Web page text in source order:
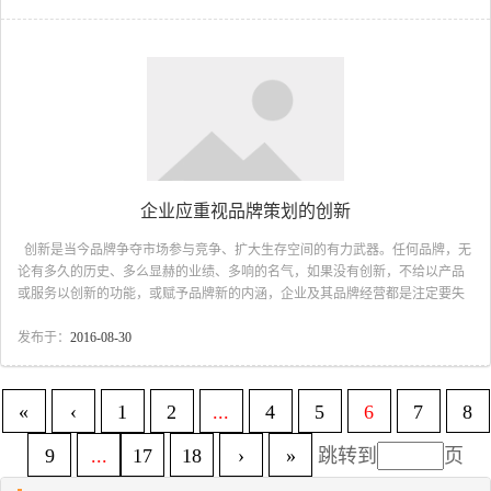
企业应重视品牌策划的创新
创新是当今品牌争夺市场参与竞争、扩大生存空间的有力武器。任何品牌，无
论有多久的历史、多么显赫的业绩、多响的名气，如果没有创新，不给以产品
或服务以创新的功能，或赋予品牌新的内涵，企业及其品牌经营都是注定要失
品质、功能、外观、款式、包装设计、服务等方面不断地充实品牌的内涵，企
销，却没有将自己的市场优势转化为品牌价值，或不能及时、主动地通过推出
发布于： 2016-08-30
« ‹ 1 2 ... 4 5 6 7
8
9
... 17 18 › » 跳转到 页